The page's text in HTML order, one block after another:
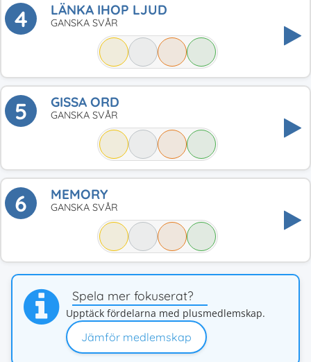
4 LÄNKA IHOP LJUD
GANSKA SVÅR
5 GISSA ORD
GANSKA SVÅR
6 MEMORY
GANSKA SVÅR
Spela mer fokuserat?
Upptäck fördelarna med plusmedlemskap.
Jämför medlemskap